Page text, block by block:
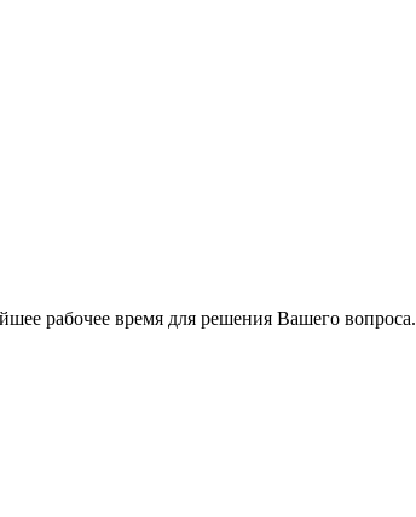
рабочее время для решения Вашего вопроса.